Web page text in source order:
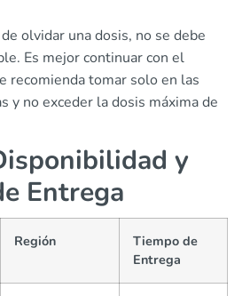
olvidar una dosis, no se debe
Es mejor continuar con el
recomienda tomar solo en las
y no exceder la dosis máxima de
y
Entrega
Región
Tiempo de
Entrega